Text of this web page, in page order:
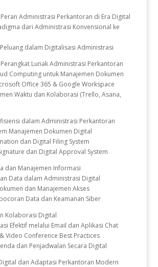
Administrasi Perkantoran di Era Digital
dari Administrasi Konvensional ke
dalam Digitalisasi Administrasi
Lunak Administrasi Perkantoran
Computing untuk Manajemen Dokumen
Office 365 & Google Workspace
Waktu dan Kolaborasi (Trello, Asana,
dalam Administrasi Perkantoran
Manajemen Dokumen Digital
dan Digital Filing System
dan Digital Approval System
dan Manajemen Informasi
Data dalam Administrasi Digital
dan Manajemen Akses
Data dan Keamanan Siber
Kolaborasi Digital
Efektif melalui Email dan Aplikasi Chat
Video Conference Best Practices
dan Penjadwalan Secara Digital
dan Adaptasi Perkantoran Modern